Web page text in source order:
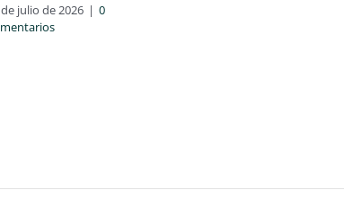
julio de 2026 | 0